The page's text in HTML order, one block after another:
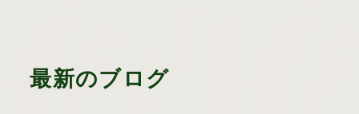
最新のブログ